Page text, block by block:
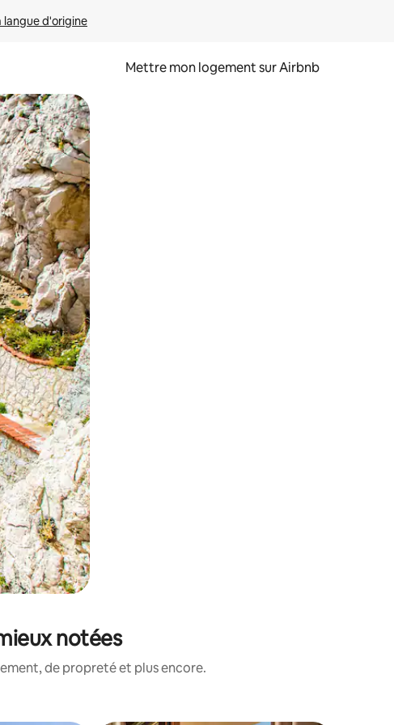
langue d'origine
Mettre mon logement sur Airbnb
faisant glisser.
notées
de propreté et plus encore.